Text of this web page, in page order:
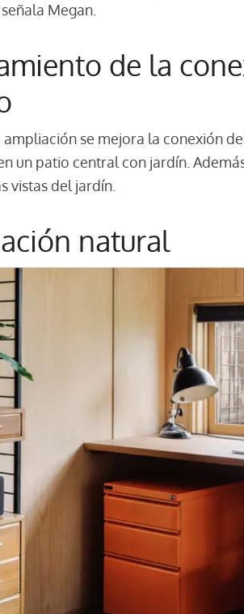
Megan.
de la
ampliación se mejora la conexión
un patio central con jardín.
vistas del jardín.
natural